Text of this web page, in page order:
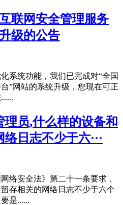
联网安全管理服务
级的公告
系统功能，我们已完成对“全国
”网站的系统升级，您现在可正
员,什么样的设备和
日志不少于六···
络安全法》第二十一条要求，
存相关的网络日志不少于六个
是......